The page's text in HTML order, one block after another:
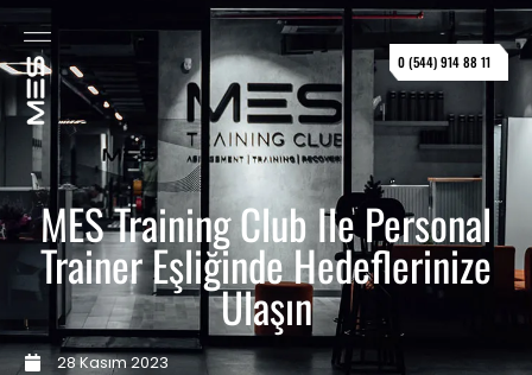
0 (544) 914 88 11
MES Training Club Ile Personal
Trainer Eşliğinde Hedeflerinize
Ulaşın
28 Kasım 2023